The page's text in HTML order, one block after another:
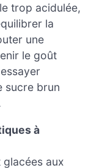
trop acidulée,
la
une
le goût
sucre brun
à
aux